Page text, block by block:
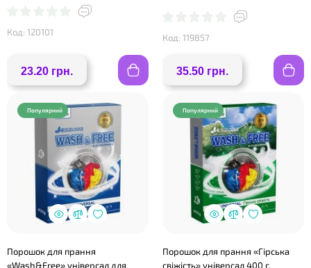
Код: 120101
23.20 грн.
Код: 119857
35.50 грн.
Популярний
Порошок для прання
«Wash&Free» універсал для
Популярний
Порошок для прання «Гірська
свіжість» універсал 400 г,